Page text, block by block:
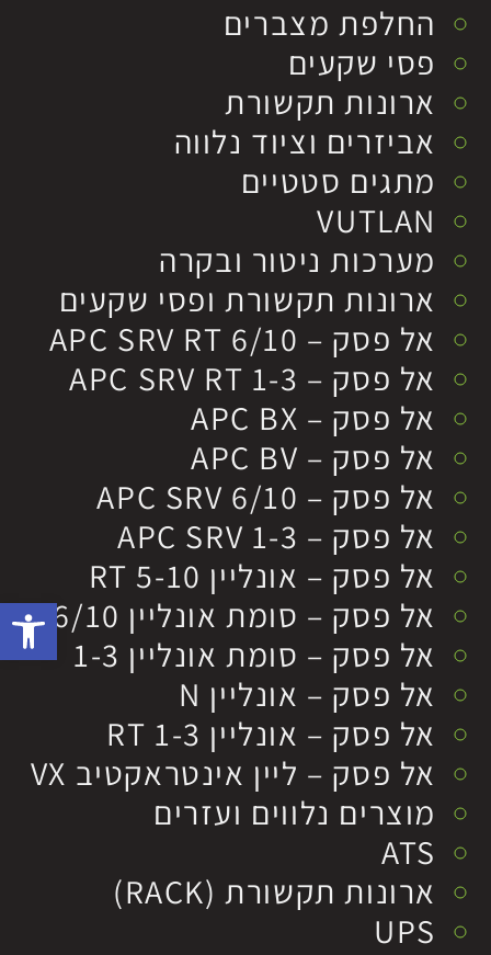
פתח
החלפת מצברים
פסי שקעים
ארונות תקשורת
אביזרים וציוד נלווה
מתגים סטטיים
VUTLAN
מערכות ניטור ובקרה
ארונות תקשורת ופסי שקעים
אל פסק – APC SRV RT 6/10
אל פסק – APC SRV RT 1-3
אל פסק – APC BX
אל פסק – APC BV
אל פסק – APC SRV 6/10
אל פסק – APC SRV 1-3
אל פסק – אונליין RT 5-10
אל פסק – סומת אונליין 6/10
אל פסק – סומת אונליין 1-3
אל פסק – אונליין N
אל פסק – אונליין RT 1-3
אל פסק – ליין אינטראקטיב VX
מוצרים נלווים ועזרים
ATS
ארונות תקשורת (RACK)
UPS